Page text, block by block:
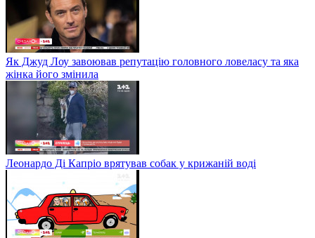
Як Джуд Лоу завоював репутацію головного ловеласу та яка
жінка його змінила
Леонардо Ді Капріо врятував собак у крижаній воді